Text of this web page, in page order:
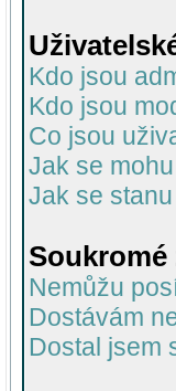
Kdo jsou
Kdo jsou
Co jsou
Jak se
Jak se
Soukromé
Nemůžu
Dostávám
Dostal jsem